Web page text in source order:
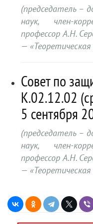
(председатель –
наук, член-
профессор А.Н.
—
Совет по
К.02.12.02
5 сентября
(председатель –
наук, член-
профессор А.Н.
—